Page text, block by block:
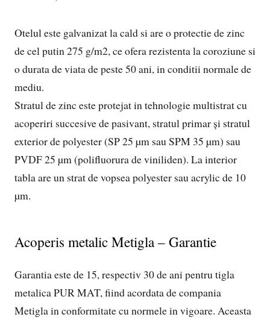
Otelul este galvanizat la cald si are o protectie de zinc
de cel putin 275 g/m2, ce ofera rezistenta la coroziune si
o durata de viata de peste 50 ani, in conditii normale de
mediu.
Stratul de zinc este protejat in tehnologie multistrat cu
acoperiri succesive de pasivant, stratul primar şi stratul
exterior de polyester (SP 25 µm sau SPM 35 µm) sau
PVDF 25 µm (polifluorura de viniliden). La interior
tabla are un strat de vopsea polyester sau acrylic de 10
µm.
Acoperis metalic Metigla – Garantie
Garantia este de 15, respectiv 30 de ani pentru tigla
metalica PUR MAT, fiind acordata de compania
Metigla in conformitate cu normele in vigoare. Aceasta